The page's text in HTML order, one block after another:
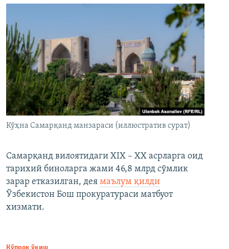
Кўҳна Самарқанд манзараси (иллюстратив сурат)
Самарқанд вилоятидаги XIX – XX асрларга оид
тарихий биноларга жами 46,8 млрд сўмлик
зарар етказилган, дея маълум қилди
Ўзбекистон Бош прокуратураси матбуот
хизмати.
Кўпроқ ўқиш